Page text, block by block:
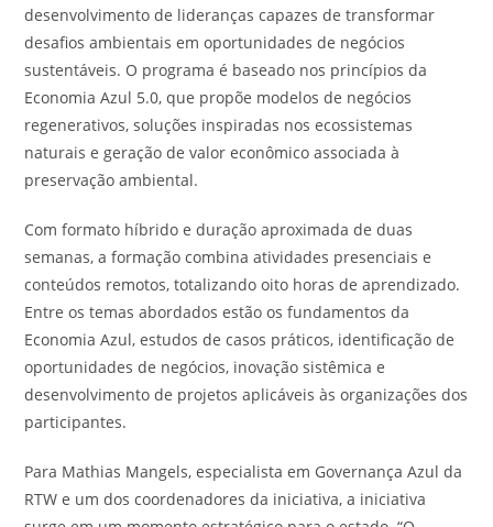
desenvolvimento de lideranças capazes de transformar
desafios ambientais em oportunidades de negócios
sustentáveis. O programa é baseado nos princípios da
Economia Azul 5.0, que propõe modelos de negócios
regenerativos, soluções inspiradas nos ecossistemas
naturais e geração de valor econômico associada à
preservação ambiental.
Com formato híbrido e duração aproximada de duas
semanas, a formação combina atividades presenciais e
conteúdos remotos, totalizando oito horas de aprendizado.
Entre os temas abordados estão os fundamentos da
Economia Azul, estudos de casos práticos, identificação de
oportunidades de negócios, inovação sistêmica e
desenvolvimento de projetos aplicáveis às organizações dos
participantes.
Para Mathias Mangels, especialista em Governança Azul da
RTW e um dos coordenadores da iniciativa, a iniciativa